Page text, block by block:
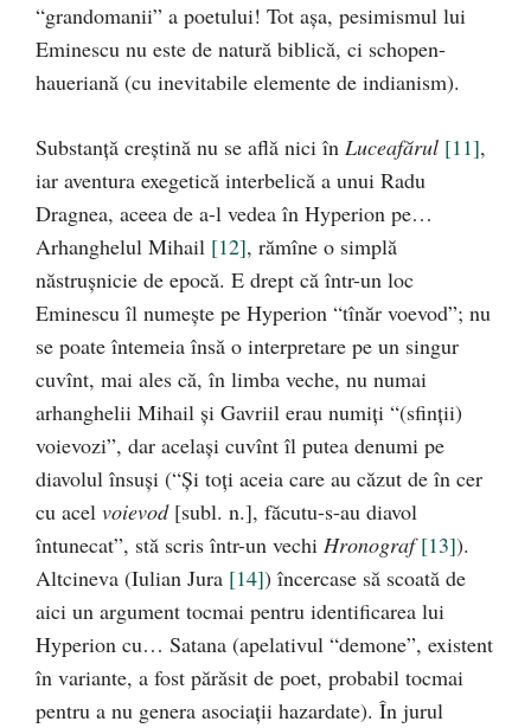
“grandomanii” a poetului! Tot aşa, pesimismul lui
Eminescu nu este de natură biblică, ci schopen-
haueriană (cu inevitabile elemente de indianism).
Substanţă creştină nu se află nici în Luceafărul [11],
iar aventura exegetică interbelică a unui Radu
Dragnea, aceea de a-l vedea în Hyperion pe…
Arhanghelul Mihail [12], rămîne o simplă
năstruşnicie de epocă. E drept că într-un loc
Eminescu îl numeşte pe Hyperion “tînăr voevod”; nu
se poate întemeia însă o interpretare pe un singur
cuvînt, mai ales că, în limba veche, nu numai
arhanghelii Mihail şi Gavriil erau numiţi “(sfinţii)
voievozi”, dar acelaşi cuvînt îl putea denumi pe
diavolul însuşi (“Şi toţi aceia care au căzut de în cer
cu acel voievod[subl. n.], făcutu-s-au diavol
întunecat”, stă scris într-un vechi Hronograf [13]).
Altcineva (Iulian Jura [14]) încercase să scoată de
aici un argument tocmai pentru identificarea lui
Hyperion cu… Satana (apelativul “demone”, existent
în variante, a fost părăsit de poet, probabil tocmai
pentru a nu genera asociaţii hazardate). În jurul